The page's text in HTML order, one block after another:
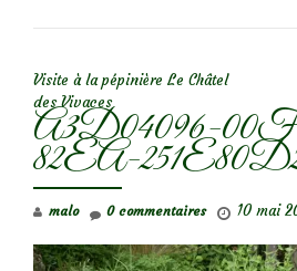
Visite à la pépinière Le Châtel
des Vivaces
A3D04096-
82EA-
malo 10 mai
0 commentaires